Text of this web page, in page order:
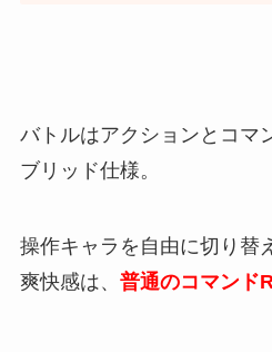
バトルはアクションとコマ
ブリッド仕様。
操作キャラを自由に切り替
爽快感は、 普通のコマンド